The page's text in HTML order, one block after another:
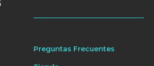
Preguntas Frecuentes